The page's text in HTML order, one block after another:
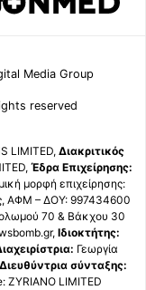
Media Group
reserved
LIMITED, Διακριτικός
Έδρα Επιχείρησης:
μορφή επιχείρησης:
ΑΦΜ – ΔΟΥ: 997434600
70 & Βάκχου 30
Ιδιοκτήτης:
Γεωργία
Διευθύντρια σύνταξης:
ZYRIANO LIMITED